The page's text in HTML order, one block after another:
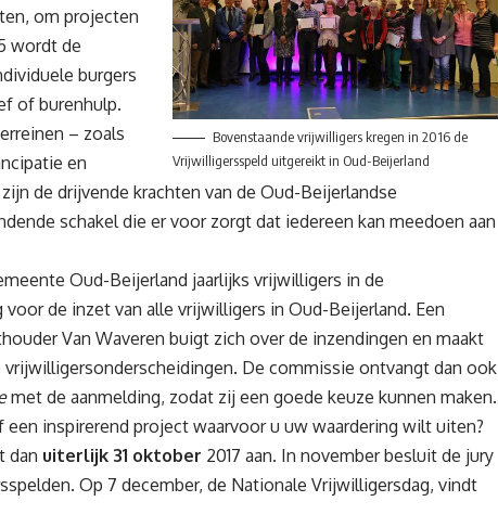
Bovenstaande vrijwilligers kregen in 2016 de
Vrijwilligersspeld uitgereikt in Oud-Beijerland
om projecten
wordt de
burgers
of burenhulp.
– zoals
en
de drijvende krachten van de Oud-Beijerlandse
schakel die er voor zorgt dat iedereen kan meedoen aan
Oud-Beijerland jaarlijks vrijwilligers in de
de inzet van alle vrijwilligers in Oud-Beijerland. Een
Van Waveren buigt zich over de inzendingen en maakt
De commissie ontvangt dan ook
met de aanmelding, zodat zij een goede keuze kunnen maken.
inspirerend project waarvoor u uw waardering wilt uiten?
dan uiterlijk 31 oktober 2017 aan. In november besluit de jury
Op 7 december, de Nationale Vrijwilligersdag, vindt